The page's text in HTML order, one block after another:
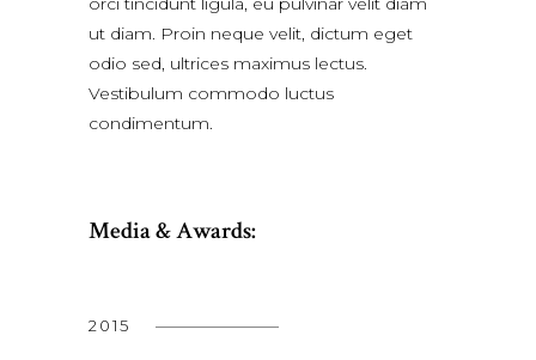
ut diam. Proin neque velit, dictum eget
odio sed, ultrices maximus lectus.
Vestibulum commodo luctus
condimentum.
Media & Awards:
2015